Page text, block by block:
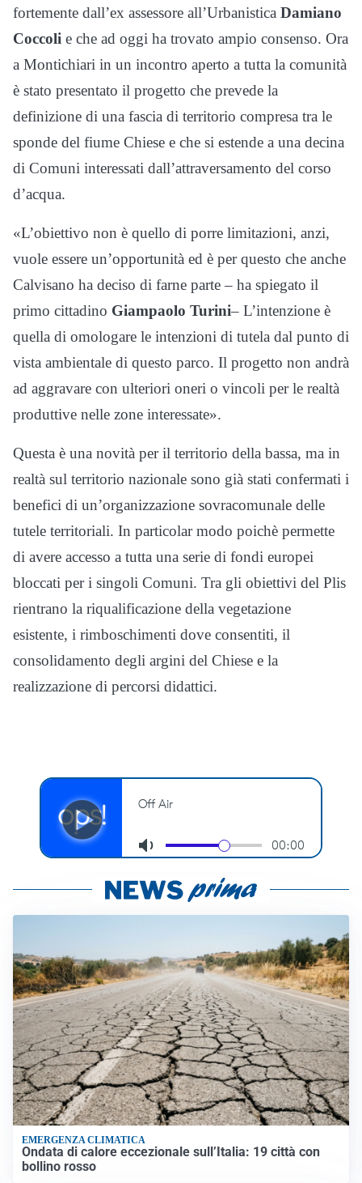
fortemente dall’ex assessore all’Urbanistica Damiano
Coccoli e che ad oggi ha trovato ampio consenso. Ora
a Montichiari in un incontro aperto a tutta la comunità
è stato presentato il progetto che prevede la
definizione di una fascia di territorio compresa tra le
sponde del fiume Chiese e che si estende a una decina
di Comuni interessati dall’attraversamento del corso
d’acqua.
«L’obiettivo non è quello di porre limitazioni, anzi,
vuole essere un’opportunità ed è per questo che anche
Calvisano ha deciso di farne parte – ha spiegato il
primo cittadino Giampaolo Turini– L’intenzione è
quella di omologare le intenzioni di tutela dal punto di
vista ambientale di questo parco. Il progetto non andrà
ad aggravare con ulteriori oneri o vincoli per le realtà
produttive nelle zone interessate».
Questa è una novità per il territorio della bassa, ma in
realtà sul territorio nazionale sono già stati confermati i
benefici di un’organizzazione sovracomunale delle
tutele territoriali. In particolar modo poichè permette
di avere accesso a tutta una serie di fondi europei
bloccati per i singoli Comuni. Tra gli obiettivi del Plis
rientrano la riqualificazione della vegetazione
esistente, i rimboschimenti dove consentiti, il
consolidamento degli argini del Chiese e la
realizzazione di percorsi didattici.
EMERGENZA CLIMATICA
Ondata di calore eccezionale sull’Italia: 19 città con
bollino rosso